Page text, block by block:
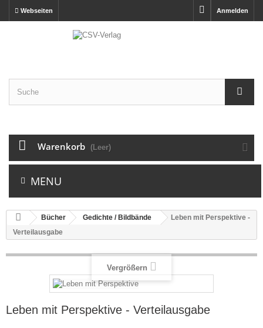
Anmelden
Webseiten
Warenkorb (Leer)
MENU
Bücher Gedichte / Bildbände
Leben mit Perspektive -
Verteilausgabe
Vergrößern
Leben mit Perspektive - Verteilausgabe